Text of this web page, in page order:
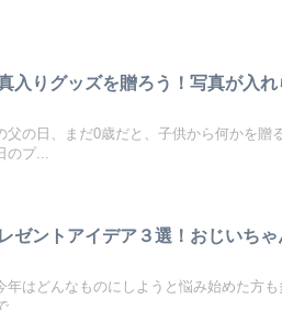
入りグッズを贈ろう！写真が入
の日、まだ0歳だと、子供から何かを贈
のプ...
ゼントアイデア３選！おじいち
年はどんなものにしようと悩み始めた方
、...